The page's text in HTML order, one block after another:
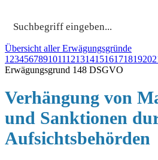
Übersicht aller Erwägungsgründe
1 234567891011121314151617181920
Erwägungsgrund 148 DSGVO
Verhängung von
und Sanktionen
Aufsichtsbehörden